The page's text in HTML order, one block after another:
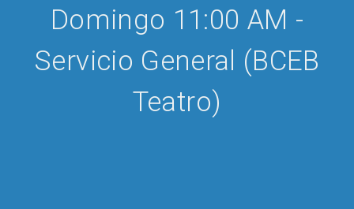
Domingo 11:00 AM -
Servicio General (BCEB
Teatro)